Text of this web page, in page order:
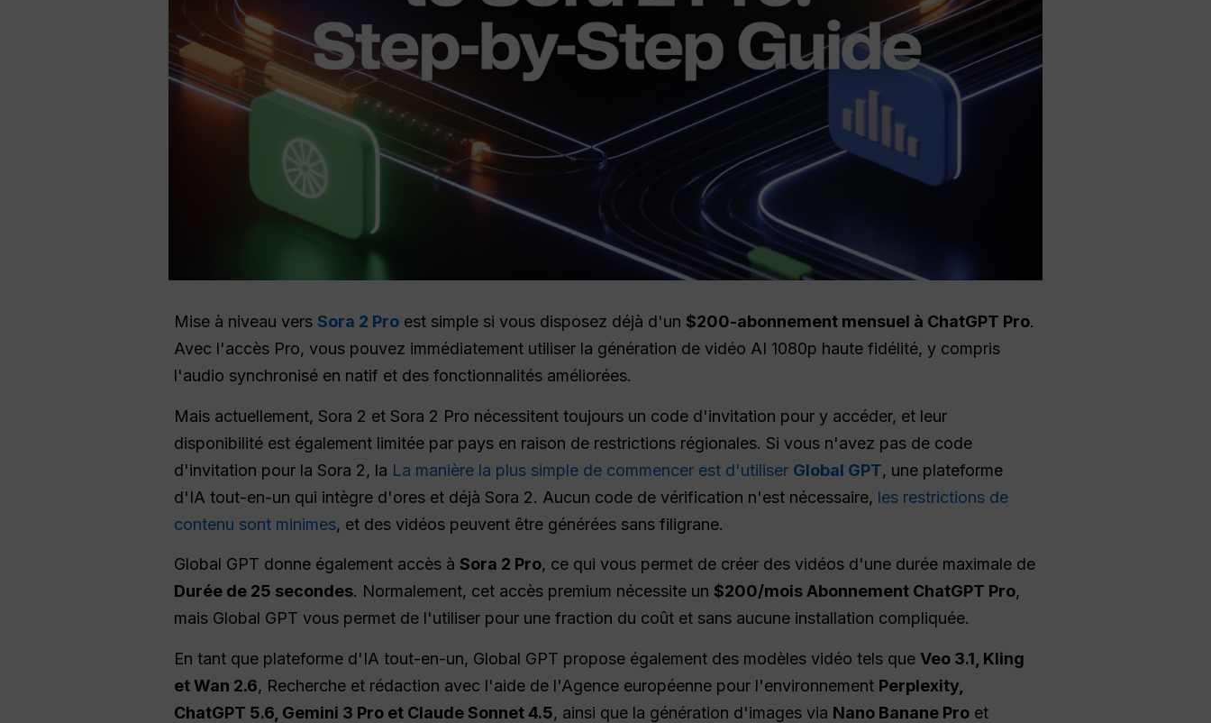
Mise à niveau vers Sora 2 Pro est simple si vous disposez déjà d'un $200-abonnement mensuel à ChatGPT Pro.
Avec l'accès Pro, vous pouvez immédiatement utiliser la génération de vidéo AI 1080p haute fidélité, y compris
l'audio synchronisé en natif et des fonctionnalités améliorées.
Mais actuellement, Sora 2 et Sora 2 Pro nécessitent toujours un code d'invitation pour y accéder, et leur
disponibilité est également limitée par pays en raison de restrictions régionales. Si vous n'avez pas de code
d'invitation pour la Sora 2, la La manière la plus simple de commencer est d'utiliser Global GPT, une plateforme
d'IA tout-en-un qui intègre d'ores et déjà Sora 2. Aucun code de vérification n'est nécessaire, les restrictions de
contenu sont minimes, et des vidéos peuvent être générées sans filigrane.
Global GPT donne également accès à Sora 2 Pro, ce qui vous permet de créer des vidéos d'une durée maximale de
Durée de 25 secondes. Normalement, cet accès premium nécessite un $200/mois Abonnement ChatGPT Pro,
mais Global GPT vous permet de l'utiliser pour une fraction du coût et sans aucune installation compliquée.
En tant que plateforme d'IA tout-en-un, Global GPT propose également des modèles vidéo tels que Veo 3.1, Kling
et Wan 2.6, Recherche et rédaction avec l'aide de l'Agence européenne pour l'environnement Perplexity,
ChatGPT 5.6, Gemini 3 Pro et Claude Sonnet 4.5, ainsi que la génération d'images via Nano Banane Pro et